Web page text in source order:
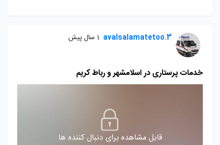
avalsalamatetoo.3 1 سال پیش
خدمات پرستاری در اسلامشهر و رباط کریم
قابل مشاهده برای دنبال کننده ها